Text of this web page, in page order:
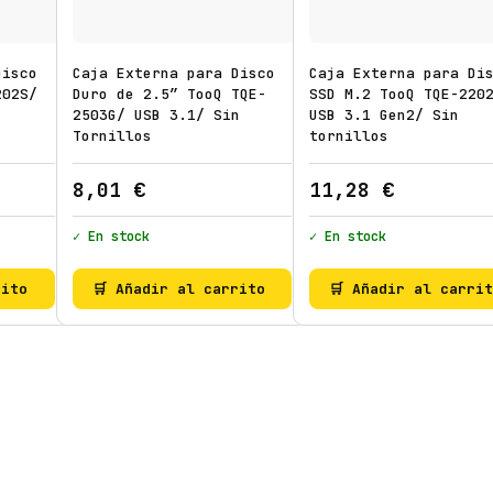
d
a
d
Caja Externa para Disco
Duro de 2.5″ TooQ TQE-
2503G/ USB 3.1/ Sin
Tornillos
8,01 €
✓ En stock
🛒 Añadir al carrito
Caja Externa para
SSD M.2 TooQ TQE-
USB 3.1 Gen2/ Sin
tornillos
11,28 €
✓ En stock
🛒 Añadir al